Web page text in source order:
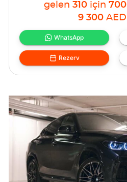
gelen 310 için 700
9 300 AED
WhatsApp
Rezerv